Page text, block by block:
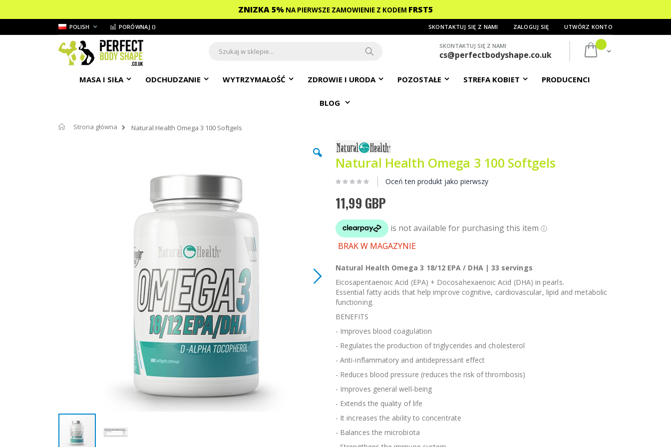
ZNIZKA 5% NA PIERWSZE ZAMOWIENIE Z KODEM FRST5
Przejdź
do
treści
JĘZYKPOLISH SKONTAKTUJ SIĘ Z NAMI
PORÓWNAJ () ZALOGUJ SIĘ UTWÓRZ KONTO
Mój koszyk
SKONTAKTUJ SIĘ Z NAMI
cs@perfectbodyshape.co.uk
MASA I SIŁA ODCHUDZANIE WYTRZYMAŁOŚĆ ZDROWIE I URODA POZOSTAŁE STREFA KOBIET PRODUCENCI
BLOG
Strona główna
Natural Health Omega 3 100 Softgels
Natural Health Omega 3 100 Softgels
Oceń ten produkt jako pierwszy
11,99 GBP
BRAK W MAGAZYNIE
Natural Health Omega 3 18/12 EPA / DHA | 33 servings
Eicosapentaenoic Acid (EPA) + Docosahexaenoic Acid (DHA) in pearls.
Essential fatty acids that help improve cognitive, cardiovascular, lipid and metabolic
functioning.
BENEFITS
- Improves blood coagulation
- Regulates the production of triglycerides and cholesterol
- Anti-inflammatory and antidepressant effect
- Reduces blood pressure (reduces the risk of thrombosis)
- Improves general well-being
- Extends the quality of life
- It increases the ability to concentrate
- Balances the microbiota